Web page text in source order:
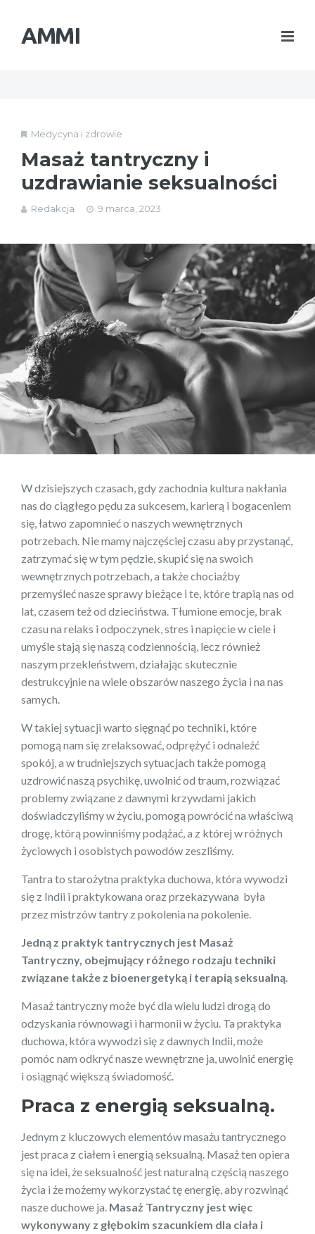
AMMI
Medycyna i zdrowie
Masaż tantryczny i
uzdrawianie seksualności
Redakcja 9 marca, 2023
W dzisiejszych czasach, gdy zachodnia kultura nakłania
nas do ciągłego pędu za sukcesem, karierą i bogaceniem
się, łatwo zapomnieć o naszych wewnętrznych
potrzebach. Nie mamy najczęściej czasu aby przystanąć,
zatrzymać się w tym pędzie, skupić się na swoich
wewnętrznych potrzebach, a także chociażby
przemyśleć nasze sprawy bieżące i te, które trapią nas od
lat, czasem też od dzieciństwa. Tłumione emocje, brak
czasu na relaks i odpoczynek, stres i napięcie w ciele i
umyśle stają się naszą codziennością, lecz również
naszym przekleństwem, działając skutecznie
destrukcyjnie na wiele obszarów naszego życia i na nas
samych.
W takiej sytuacji warto sięgnąć po techniki, które
pomogą nam się zrelaksować, odprężyć i odnaleźć
spokój, a w trudniejszych sytuacjach także pomogą
uzdrowić naszą psychikę, uwolnić od traum, rozwiązać
problemy związane z dawnymi krzywdami jakich
doświadczyliśmy w życiu, pomogą powrócić na właściwą
drogę, którą powinniśmy podążać, a z której w różnych
życiowych i osobistych powodów zeszliśmy.
Tantra to starożytna praktyka duchowa, która wywodzi
się z Indii i praktykowana oraz przekazywana była
przez mistrzów tantry z pokolenia na pokolenie.
Jedną z praktyk tantrycznych jest Masaż
Tantryczny, obejmujący różnego rodzaju techniki
związane także z bioenergetyką i terapią seksualną
Masaż tantryczny może być dla wielu ludzi drogą do
odzyskania równowagi i harmonii w życiu. Ta praktyka
duchowa, która wywodzi się z dawnych Indii, może
pomóc nam odkryć nasze wewnętrzne ja, uwolnić energię
i osiągnąć większą świadomość.
Praca z energią seksualną.
Jednym z kluczowych elementów masażu tantrycznego
jest praca z ciałem i energią seksualną. Masaż ten opiera
się na idei, że seksualność jest naturalną częścią naszego
życia i że możemy wykorzystać tę energię, aby rozwinąć
nasze duchowe ja. Masaż Tantryczny jest więc
wykonywany z głębokim szacunkiem dla ciała i